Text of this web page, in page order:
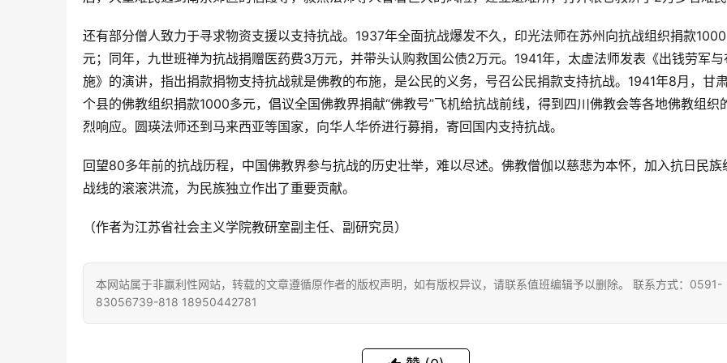
还有部分僧人致力于寻求物资支援以支持抗战。1937年全面抗战爆发不久，印光法师在苏州向抗战组织捐款1000
元；同年，九世班禅为抗战捐赠医药费3万元，并带头认购救国公债2万元。1941年，太虚法师发表《出钱劳军与
施》的演讲，指出捐款捐物支持抗战就是佛教的布施，是公民的义务，号召公民捐款支持抗战。1941年8月，甘
个县的佛教组织捐款1000多元，倡议全国佛教界捐献“佛教号”飞机给抗战前线，得到四川佛教会等各地佛教组织
烈响应。圆瑛法师还到马来西亚等国家，向华人华侨进行募捐，寄回国内支持抗战。
回望80多年前的抗战历程，中国佛教界参与抗战的历史壮举，难以尽述。佛教僧伽以慈悲为本怀，加入抗日民族
战线的滚滚洪流，为民族独立作出了重要贡献。
（作者为江苏省社会主义学院教研室副主任、副研究员）
本网站属于非赢利性网站，转载的文章遵循原作者的版权声明，如有版权异议，请联系值班编辑予以删除。 联系方式：0591-
83056739-818 18950442781